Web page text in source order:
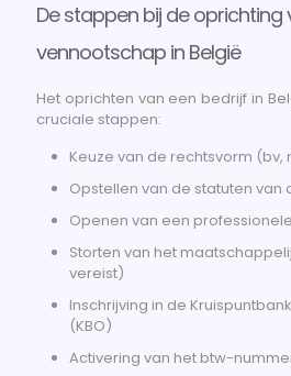
De stappen bij de oprichting
vennootschap in België
Het oprichten van een bedrijf in
cruciale stappen:
Keuze van de rechtsvorm (bv,
Opstellen van de statuten van
Openen van een
Storten van het
vereist)
Inschrijving in de
(KBO)
Activering van het btw-